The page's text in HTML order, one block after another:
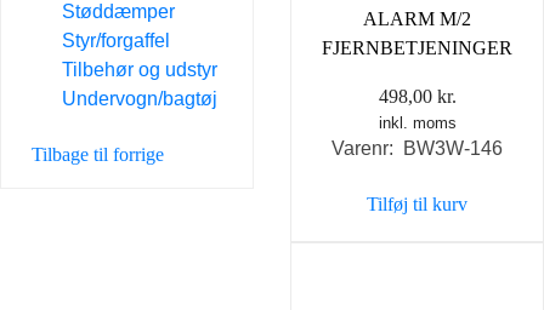
Støddæmper
Styr/forgaffel
Tilbehør og udstyr
Undervogn/bagtøj
Tilbage til forrige
ALARM M/2
FJERNBETJENINGER
498,00 kr.
inkl. moms
Varenr: BW3W-146
Tilføj til kurv